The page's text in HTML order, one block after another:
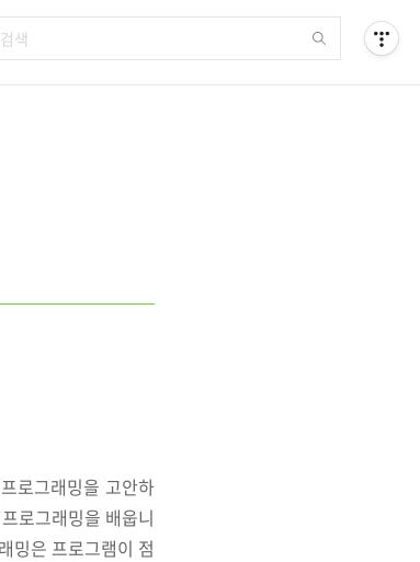
로그래밍을 고안하
로그래밍을 배웁니
밍은 프로그램이 점